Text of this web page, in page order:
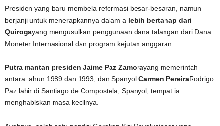
Presiden yang baru membela reformasi besar-besaran, namun
berjanji untuk menerapkannya dalam a lebih bertahap dari
Quirogayang mengusulkan penggunaan dana talangan dari Dana
Moneter Internasional dan program kejutan anggaran.
Putra mantan presiden Jaime Paz Zamorayang memerintah
antara tahun 1989 dan 1993, dan Spanyol Carmen PereiraRodrigo
Paz lahir di Santiago de Compostela, Spanyol, tempat ia
menghabiskan masa kecilnya.